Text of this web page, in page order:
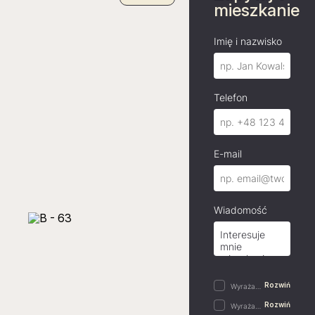
mieszkanie
Imię i nazwisko
Telefon
E-mail
Wiadomość
Rozwiń
Rozwiń